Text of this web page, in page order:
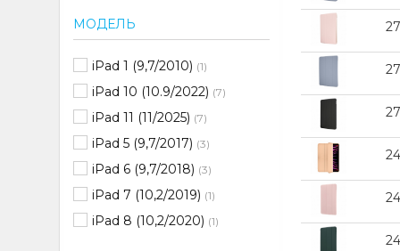
МОДЕЛЬ
iPad 1 (9,7/2010) (1)
iPad 10 (10.9/2022) (7)
iPad 11 (11/2025) (7)
iPad 5 (9,7/2017) (3)
iPad 6 (9,7/2018) (3)
iPad 7 (10,2/2019) (1)
iPad 8 (10,2/2020) (1)